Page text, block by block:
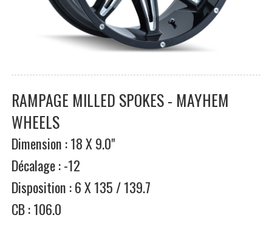
RAMPAGE MILLED SPOKES - MAYHEM
WHEELS
Dimension : 18 X 9.0"
Décalage : -12
Disposition : 6 X 135 / 139.7
CB : 106.0